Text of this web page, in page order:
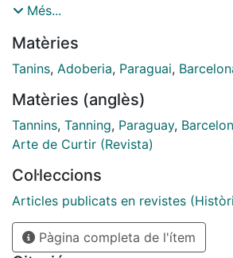
Tomé al internacionalizar el árbol de
Barcelona para la producción del
Extractos Tánicos' inaugurada en el
permitió elaborar zapatos y botas
civil y para los ejércitos europeos.
españoles fundaron en el mismo
nombre de La Piel y sus Industrias.
periodismo permiten reconstruir las
fabricación de extractos tánicos
por los curtidores desde inicios del
Més...
Matèries
Tanins, Adoberia, Paraguai,
Matèries (anglès)
Tannins, Tanning, Paraguay,
Arte de Curtir (Revista)
Col·leccions
Articles publicats en revistes
Pàgina completa de l'ítem